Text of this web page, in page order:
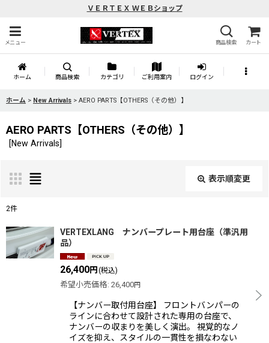
ＶＥＲＴＥＸ ＷＥＢショップ
メニュー 商品検索 カート
ホーム 商品検索 カテゴリ ご利用案内 ログイン
ホーム > New Arrivals > AERO PARTS【OTHERS（その他）】
AERO PARTS【OTHERS（その他）】
[New Arrivals]
表示順変更
2件
VERTEXLANG ナンバープレート用台座（準汎用
品）
26,400円 (税込)
希望小売価格: 26,400円
【ナンバー取付用台座】 フロントバンパーの
ラインに合わせて設計された専用の台座で、
ナンバーの収まりを美しく演出。 視覚的なノ
イズを抑え、スタイルの一貫性を損なわない